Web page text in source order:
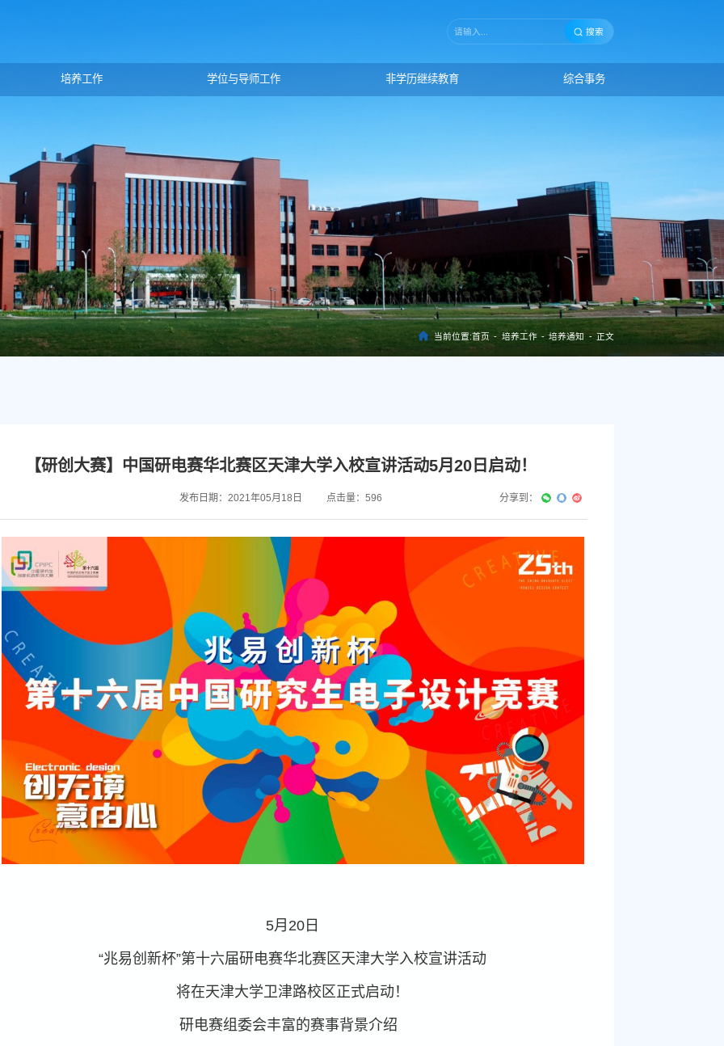
搜索
培养工作 学位与导师工作 非学历继续教育 综合事务
当前位置:首页 - 培养工作 - 培养通知 - 正文
【研创大赛】中国研电赛华北赛区天津大学入校宣讲活动5月20日启动！
发布日期：2021年05月18日 点击量： 596 分享到：
5月20日
“兆易创新杯”第十六届研电赛华北赛区天津大学入校宣讲活动
将在天津大学卫津路校区正式启动！
研电赛组委会丰富的赛事背景介绍